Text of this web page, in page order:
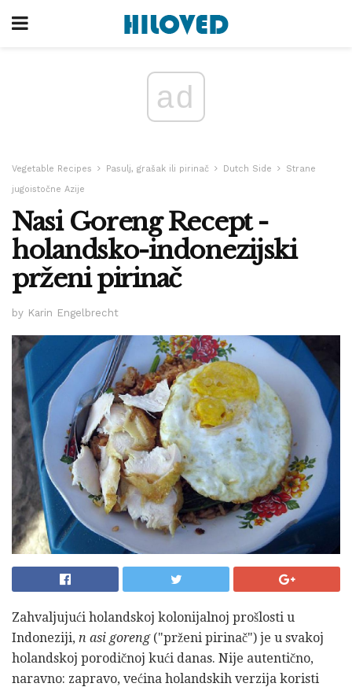
ad
Vegetable Recipes Pasulj, grašak ili pirinač Dutch Side
Strane
jugoistočne Azije
Nasi Goreng Recept -
holandsko-indonezijski
prženi pirinač
by Karin Engelbrecht
Zahvaljujući holandskoj kolonijalnoj prošlosti u
Indoneziji, n asi goreng("prženi pirinač") je u svakoj
holandskoj porodičnoj kući danas. Nije autentično,
naravno: zapravo, većina holandskih verzija koristi